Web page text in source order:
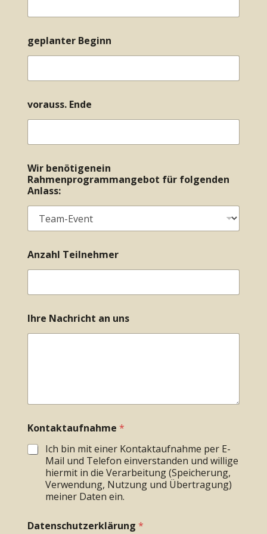
geplanter Beginn
vorauss. Ende
Wir benötigenein
Rahmenprogrammangebot für folgenden
Anlass:
Anzahl Teilnehmer
Ihre Nachricht an uns
Kontaktaufnahme *
Ich bin mit einer Kontaktaufnahme per E-
Mail und Telefon einverstanden und willige
hiermit in die Verarbeitung (Speicherung,
Verwendung, Nutzung und Übertragung)
meiner Daten ein.
Datenschutzerklärung *